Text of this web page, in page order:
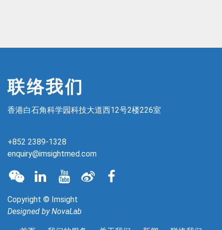
联络我们
香港白石角科学园科技大道西12号2楼226室
+852 2389-1328
enquiry@imsightmed.com
Copyright © Imsight
Designed byNovaLab